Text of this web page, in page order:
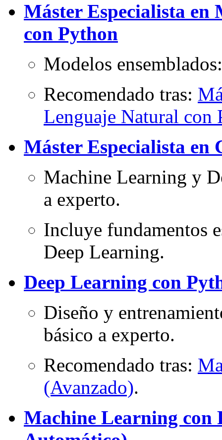
Máster Especialista en
con Python
Modelos
Recomendado tras:
Lenguaje Natural con
Máster Especialista en
Machine Learning y
a experto.
Incluye fundamentos
Deep Learning.
Deep Learning con
Diseño y
básico a experto.
Recomendado tras:
(Avanzado).
Machine Learning con